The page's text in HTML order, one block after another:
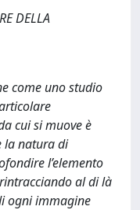
DELLA
come uno studio
cui si muove è
la natura di
l’elemento
al di là
ogni immagine